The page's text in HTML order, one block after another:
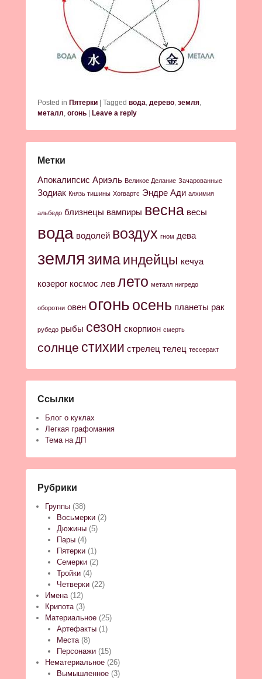
Posted in Пятерки | Tagged вода дерево земля
металл огонь | Leave a reply
Метки
Апокалипсис Ариэль Великое Делание Зачарованные
Зодиак Князь тишины Хогвартс Эндре Ади алхимия
альбедо близнецы вампиры весна весы
вода водолей воздух гном дева
земля зимаиндейцы кечуа
козерог космос лев лето металл нигредо
оборотни овен огонь осень планеты рак
рубедо рыбы сезон скорпион смерть
солнце стихии стрелец телец тессеракт
Ссылки
Блог о куклах
Легкая графомания
Тема на ДП
Рубрики
Группы (38)
Восьмерки(2)
Дюжины(5)
Пары(4)
Пятерки(1)
Семерки(2)
Тройки(4)
Четверки(22)
Имена (12)
Крипота (3)
Материальное (25)
Артефакты(1)
Места(8)
Персонажи(15)
Нематериальное (26)
Вымышленное(3)